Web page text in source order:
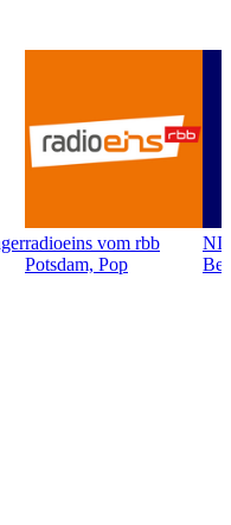
radioeins vom rbb
Potsdam, Pop